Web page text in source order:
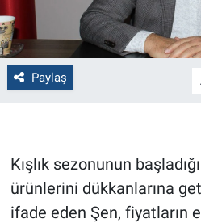
Paylaş
Kışlık sezonunun
ürünlerini dükkanlarına
ifade eden Şen, fiyatların
Genel
Çevre
Bilim ve Teknoloji